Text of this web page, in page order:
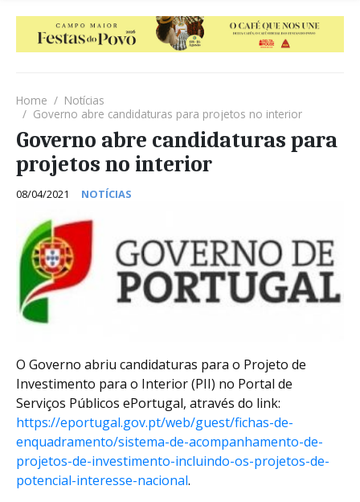
Home
Notícias
Governo abre candidaturas para projetos no interior
Governo abre candidaturas para
projetos no interior
08/04/2021 NOTÍCIAS
O Governo abriu candidaturas para o Projeto de
Investimento para o Interior (PII) no Portal de
Serviços Públicos ePortugal, através do link:
https://eportugal.gov.pt/web/guest/fichas-de-
enquadramento/sistema-de-acompanhamento-de-
projetos-de-investimento-incluindo-os-projetos-de-
potencial-interesse-nacional.